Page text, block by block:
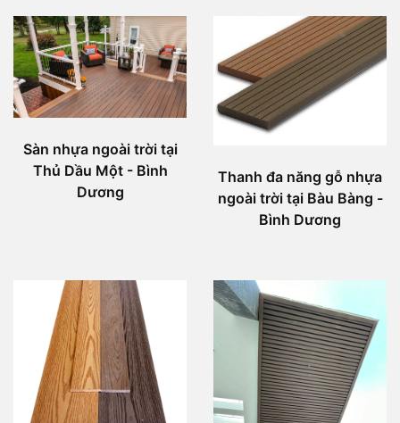
Sàn nhựa ngoài trời tại
Thủ Dầu Một - Bình
Dương
Thanh đa năng gỗ nhựa
ngoài trời tại Bàu Bàng -
Bình Dương